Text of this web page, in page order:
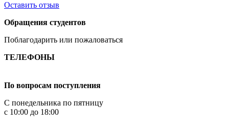
Оставить отзыв
Обращения студентов
Поблагодарить или пожаловаться
ТЕЛЕФОНЫ
По вопросам поступления
С понедельника по пятницу
с 10:00 до 18:00